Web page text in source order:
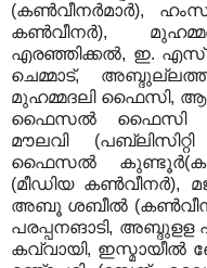
(കൺവീനർമാർ), ഹംസ
കൺവീനർ),
എരഞ്ഞിക്കൽ, ഇ. എസ്‌
ചെമ്മാട്‌,
മുഹമ്മദലി ഫൈസി,
ഫൈസൽ ഫൈസി
മൗലവി
ഫൈസൽ
(മീഡിയ കൺവീനർ),
അബൂ ശബീൽ
പരപ്പനങാടി,
കവ്വായി, ഇസ്മായീൽ